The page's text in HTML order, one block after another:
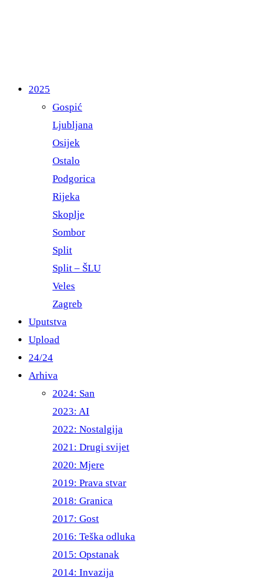
2025
Gospić
Ljubljana
Osijek
Ostalo
Podgorica
Rijeka
Skoplje
Sombor
Split
Split – ŠLU
Veles
Zagreb
Uputstva
Upload
24/24
Arhiva
2024: San
2023: AI
2022: Nostalgija
2021: Drugi svijet
2020: Mjere
2019: Prava stvar
2018: Granica
2017: Gost
2016: Teška odluka
2015: Opstanak
2014: Invazija